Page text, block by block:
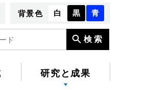
背景色 白 黒 青
検索
研究と成果